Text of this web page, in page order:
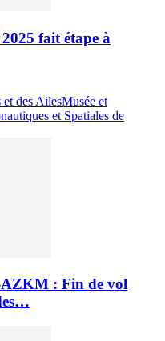
fait étape à
des AilesMusée et
et Spatiales de
: Fin de vol